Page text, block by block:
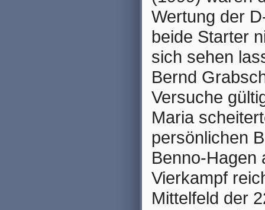
Wertung der
beide Starter
sich sehen
Bernd
Versuche
Maria
persönlichen
Benno-Hagen
Vierkampf
Mittelfeld der